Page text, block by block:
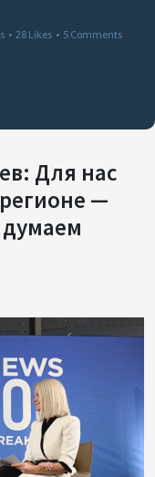
• 28 Likes • 5 Comments
Для нас
—
думаем